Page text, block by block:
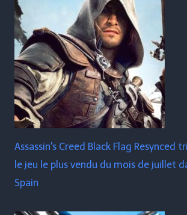
Assassin's Creed Black Flag Resynced
le jeu le plus vendu du mois de juillet
Spain